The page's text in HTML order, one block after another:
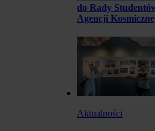
do Rady
Agencji
Aktualności